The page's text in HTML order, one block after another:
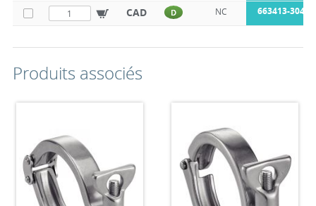
CAD D NC 663413-
Produits associés